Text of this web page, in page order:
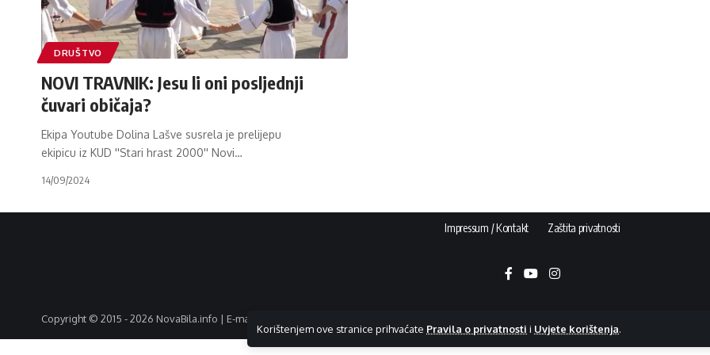
Korištenjem ove stranice prihvaćate Pravila o privatnosti i Uvjete korištenja.
DRUŠTVO
NOVI TRAVNIK: Jesu li oni posljednji
čuvari običaja?
Ekipa Youtube Dolina Lašve susrela je prelijepu
ekipicu iz KUD ''Stari hrast 2000'' Novi…
14/09/2024
Impressum / Kontakt Zaštita privatnosti
Copyright © 2015 - 2026 NovaBila.info | E-mail: